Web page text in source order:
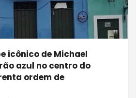
icônico de Michael
azul no centro do
ordem de